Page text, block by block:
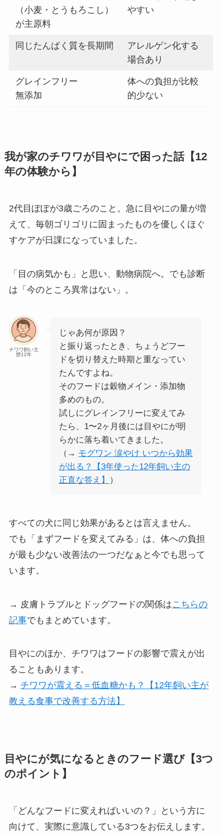
（小麦・とうもろこし）
が主原料
やすい
同じたんぱく質を長期間
アレルゲン化する
場合あり
グレインフリー
無添加
体への負担が比較
的少ない
我が家のチワワが目やにで困った話【12
年の体験から】
2代目ぽぽが3歳ごろのこと。急に目やにの量が増
えて、毎朝ゴリゴリに固まったものを優しくほぐ
すケアが日課になっていました。
「目の病気かも」と思い、動物病院へ。でも診断
は「今のところ異常はない」。
チワワ飼い主
歴12年
じゃあ何が原因？
と振り返ったとき、ちょうどフー
ドを切り替えた時期と重なってい
たんですよね。
そのフードは穀物メイン・添加物
多めのもの。
試しにグレインフリーに変えてみ
たら、1〜2ヶ月後には目やにが明
らかに落ち着いてきました。
（→ モグワン 涙やけ いつから効果
が出る？【3年使った12年飼い主の
正直な答え】
）
すべての犬に同じ効果があるとは言えません。
でも「まずフードを変えてみる」は、体への負担
が最も少ない改善法の一つだなぁと今でも思って
います。
→ 皮膚トラブルとドッグフードの関係はこちらの
記事でもまとめています。
目やにのほか、チワワはフードの影響で震えが出
ることもあります。
→ チワワが震える＝低血糖かも？【12年飼い主が
教える食事で改善する方法】
目やにが気になるときのフード選び【3つ
のポイント】
「どんなフードに変えればいいの？」という方に
向けて、実際に意識している3つをお伝えします。